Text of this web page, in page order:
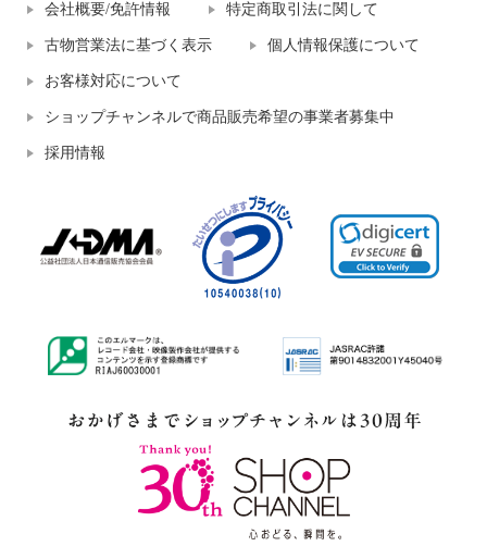
会社概要/免許情報 特定商取引法に関して
古物営業法に基づく表示 個人情報保護について
お客様対応について
ショップチャンネルで商品販売希望の事業者募集中
採用情報